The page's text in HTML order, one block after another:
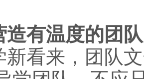
造有温度的团
新看来，团队